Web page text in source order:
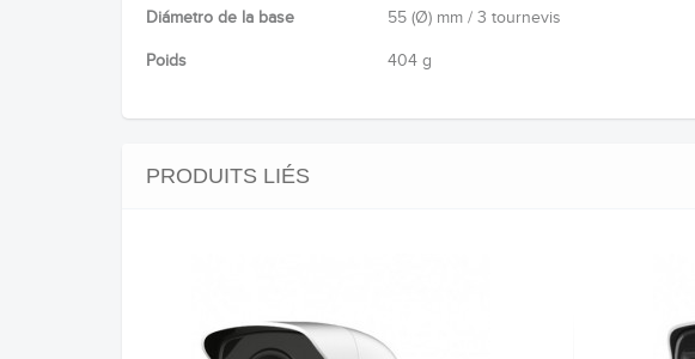
Diámetro de la base 55 (Ø) mm / 3 tournevis
Poids 404 g
PRODUITS LIÉS